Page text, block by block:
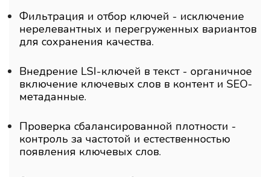
Фильтрация и отбор ключей - исключение
нерелевантных и перегруженных вариантов
для сохранения качества.
Внедрение LSI-ключей в текст - органичное
включение ключевых слов в контент и SEO-
метаданные.
Проверка сбалансированной плотности -
контроль за частотой и естественностью
появления ключевых слов.